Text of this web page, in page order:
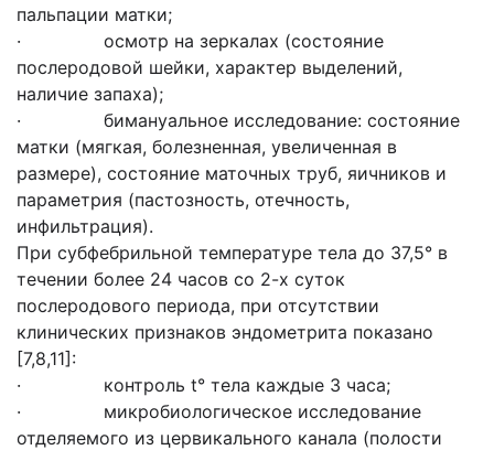
пальпации матки;
· осмотр на зеркалах (состояние
послеродовой шейки, характер выделений,
наличие запаха);
· бимануальное исследование: состояние
матки (мягкая, болезненная, увеличенная в
размере), состояние маточных труб, яичников и
параметрия (пастозность, отечность,
инфильтрация).
При субфебрильной температуре тела до 37,5° в
течении более 24 часов со 2-х суток
послеродового периода, при отсутствии
клинических признаков эндометрита показано
[7,8,11]:
· контроль t° тела каждые 3 часа;
· микробиологическое исследование
отделяемого из цервикального канала (полости